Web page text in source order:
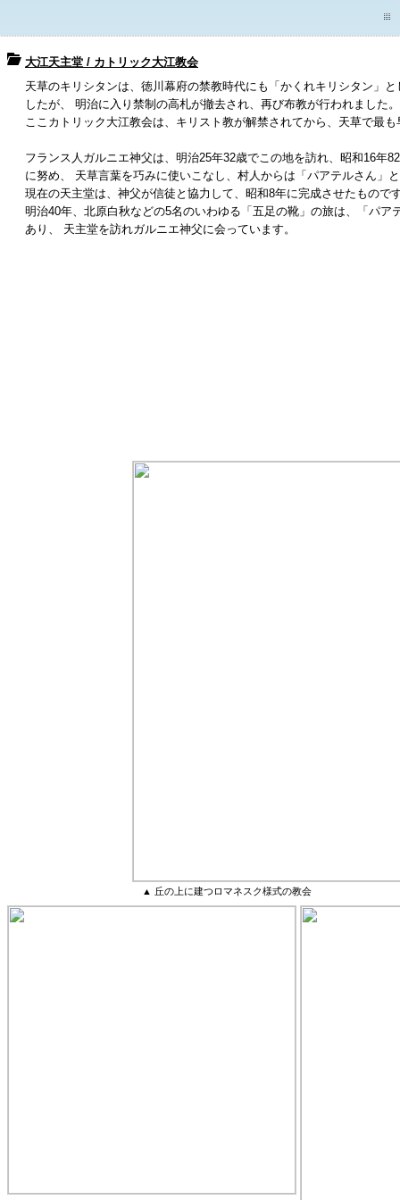
大江天主堂 / カトリック大江教会
天草のキリシタンは、徳川幕府の禁教時代にも「かくれキリシタン」
したが、 明治に入り禁制の高札が撤去され、再び布教が行われました。
ここカトリック大江教会は、キリスト教が解禁されてから、天草で最
フランス人ガルニエ神父は、明治25年32歳でこの地を訪れ、昭和16年
に努め、 天草言葉を巧みに使いこなし、村人からは「パアテルさん」
現在の天主堂は、神父が信徒と協力して、昭和8年に完成させたもので
明治40年、北原白秋などの5名のいわゆる「五足の靴」の旅は、「パア
あり、 天主堂を訪れガルニエ神父に会っています。
▲ 丘の上に建つロマネスク様式の教会